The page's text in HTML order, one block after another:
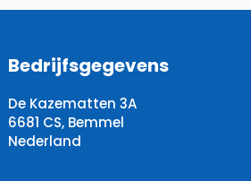
Bedrijfsgegevens
De Kazematten 3A
6681 CS, Bemmel
Nederland